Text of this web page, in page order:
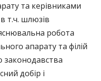
та керівниками
т.ч. шлюзів
робота
апарату та філій
законодавства
добір і